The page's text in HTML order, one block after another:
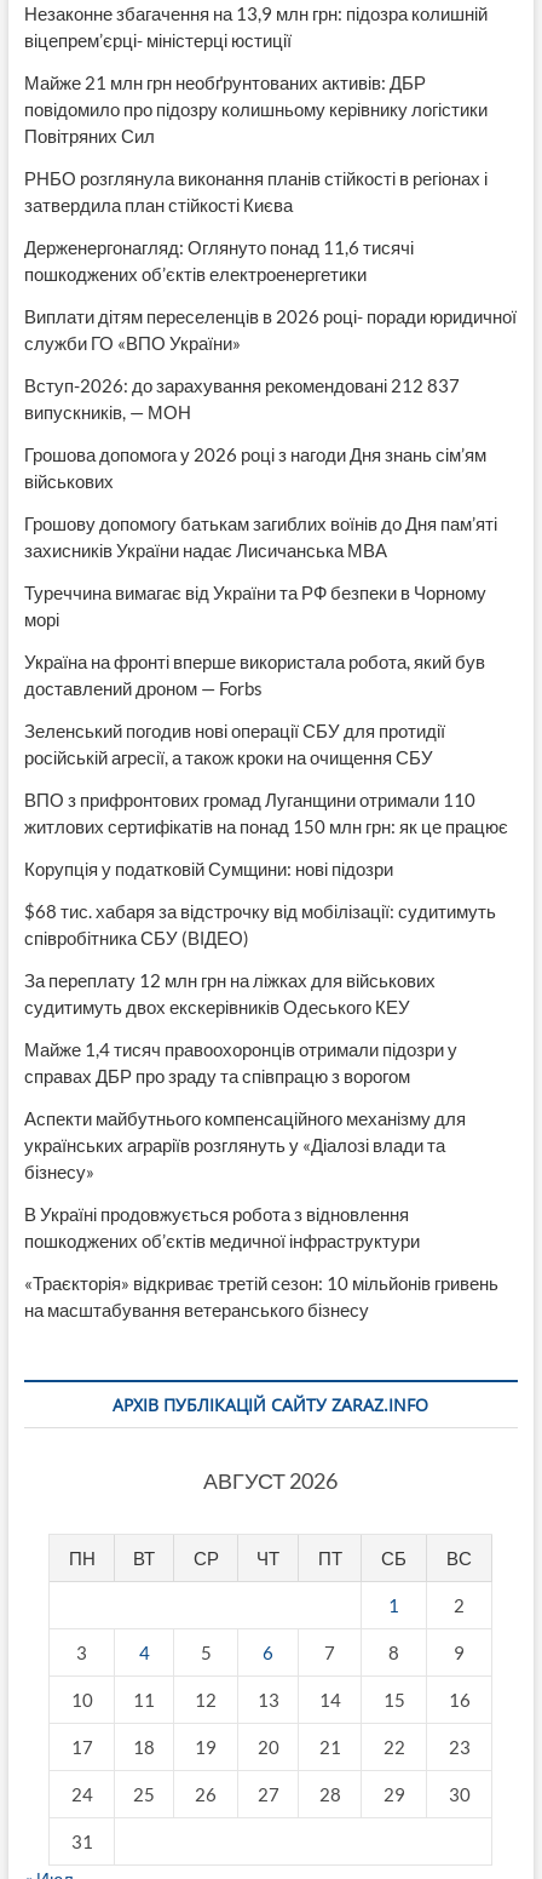
Незаконне збагачення на 13,9 млн грн: підозра колишній
віцепрем’єрці- міністерці юстиції
Майже 21 млн грн необґрунтованих активів: ДБР
повідомило про підозру колишньому керівнику логістики
Повітряних Сил
РНБО розглянула виконання планів стійкості в регіонах і
затвердила план стійкості Києва
Держенергонагляд: Оглянуто понад 11,6 тисячі
пошкоджених об’єктів електроенергетики
Виплати дітям переселенців в 2026 році- поради юридичної
служби ГО «ВПО України»
Вступ-2026: до зарахування рекомендовані 212 837
випускників, — МОН
Грошова допомога у 2026 році з нагоди Дня знань сім’ям
військових
Грошову допомогу батькам загиблих воїнів до Дня пам’яті
захисників України надає Лисичанська МВА
Туреччина вимагає від України та РФ безпеки в Чорному
морі
Україна на фронті вперше використала робота, який був
доставлений дроном — Forbs
Зеленський погодив нові операції СБУ для протидії
російській агресії, а також кроки на очищення СБУ
ВПО з прифронтових громад Луганщини отримали 110
житлових сертифікатів на понад 150 млн грн: як це працює
Корупція у податковій Сумщини: нові підозри
$68 тис. хабаря за відстрочку від мобілізації: судитимуть
співробітника СБУ (ВІДЕО)
За переплату 12 млн грн на ліжках для військових
судитимуть двох екскерівників Одеського КЕУ
Майже 1,4 тисяч правоохоронців отримали підозри у
справах ДБР про зраду та співпрацю з ворогом
Аспекти майбутнього компенсаційного механізму для
українських аграріїв розглянуть у «Діалозі влади та
бізнесу»
В Україні продовжується робота з відновлення
пошкоджених об’єктів медичної інфраструктури
«Траєкторія» відкриває третій сезон: 10 мільйонів гривень
на масштабування ветеранського бізнесу
АРХІВ ПУБЛІКАЦІЙ САЙТУ ZARAZ.INFO
АВГУСТ 2026
ПН ВТ СР ЧТ ПТ СБ ВС
1 2
3 4 5 6 7 8 9
10 11 12 13 14 15 16
17 18 19 20 21 22 23
24 25 26 27 28 29 30
31